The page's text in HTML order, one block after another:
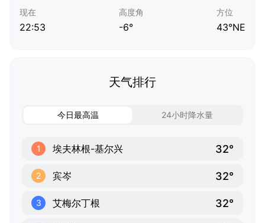
现在
22:53
高度角
-6°
方位
43°NE
天气排行
今日最高温 24小时降水量
1 埃夫林根-基尔兴 32°
2 宾岑 32°
3 艾梅尔丁根 32°